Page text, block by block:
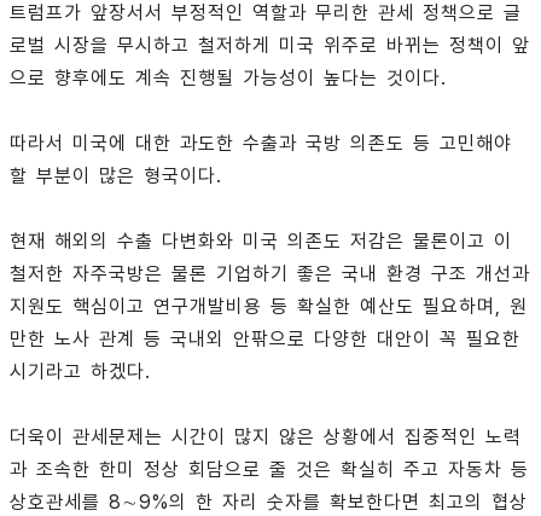
트럼프가 앞장서서 부정적인 역할과 무리한 관세 정책으로 글
로벌 시장을 무시하고 철저하게 미국 위주로 바뀌는 정책이 앞
으로 향후에도 계속 진행될 가능성이 높다는 것이다.
따라서 미국에 대한 과도한 수출과 국방 의존도 등 고민해야
할 부분이 많은 형국이다.
현재 해외의 수출 다변화와 미국 의존도 저감은 물론이고 이
철저한 자주국방은 물론 기업하기 좋은 국내 환경 구조 개선과
지원도 핵심이고 연구개발비용 등 확실한 예산도 필요하며, 원
만한 노사 관계 등 국내외 안팎으로 다양한 대안이 꼭 필요한
시기라고 하겠다.
더욱이 관세문제는 시간이 많지 않은 상황에서 집중적인 노력
과 조속한 한미 정상 회담으로 줄 것은 확실히 주고 자동차 등
상호관세를 8∼9%의 한 자리 숫자를 확보한다면 최고의 협상